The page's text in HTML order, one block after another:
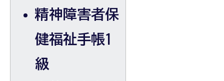
精神障害者保
健福祉手帳1
級